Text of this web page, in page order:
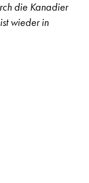
die Kanadier
wieder in